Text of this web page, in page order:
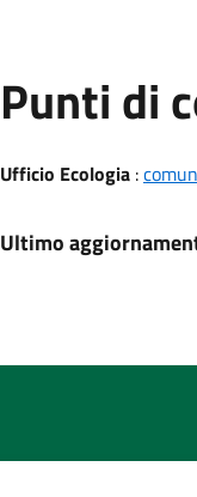
Punti di
Ufficio Ecologia:
Ultimo